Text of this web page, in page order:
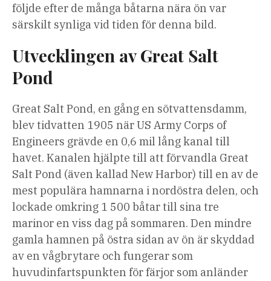
följde efter de många båtarna nära ön var
särskilt synliga vid tiden för denna bild.
Utvecklingen av Great Salt
Pond
Great Salt Pond, en gång en sötvattensdamm,
blev tidvatten 1905 när US Army Corps of
Engineers grävde en 0,6 mil lång kanal till
havet. Kanalen hjälpte till att förvandla Great
Salt Pond (även kallad New Harbor) till en av de
mest populära hamnarna i nordöstra delen, och
lockade omkring 1 500 båtar till sina tre
marinor en viss dag på sommaren. Den mindre
gamla hamnen på östra sidan av ön är skyddad
av en vågbrytare och fungerar som
huvudinfartspunkten för färjor som anländer